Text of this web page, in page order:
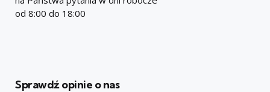
od 8:00 do 18:00
Sprawdź opinie o nas